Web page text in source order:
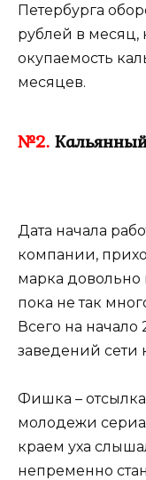
Петербурга
рублей в месяц,
окупаемость
месяцев.
№2.
Дата начала
компании,
марка довольно
пока не так
Всего на начало
заведений сети
Фишка –
молодежи
краем уха
непременно